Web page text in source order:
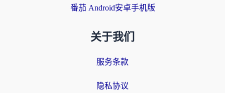
番茄 Android安卓手机版
关于我们
服务条款
隐私协议